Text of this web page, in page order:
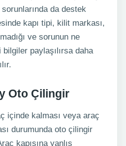
da destek
kapı tipi, kilit markası,
ve sorunun ne
bilgiler paylaşılırsa daha
Oto Çilingir
içinde kalması veya araç
durumunda oto çilingir
kapısına yanlış